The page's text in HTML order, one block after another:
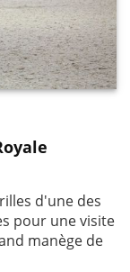
d'une des
pour une visite
manège de